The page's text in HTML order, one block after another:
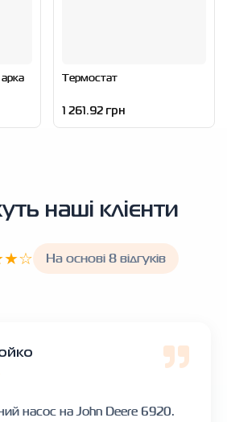
Термостат
1 261.92 грн
наші клієнти
На основі 8 відгуків
насос на John Deere 6920.